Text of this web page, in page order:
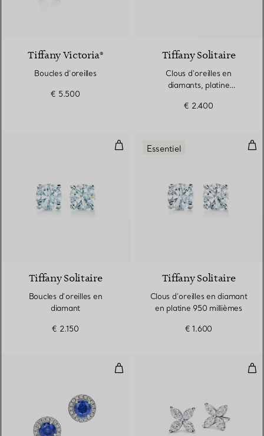
Tiffany Victoria®
Boucles d’oreilles
€ 5.500
Tiffany Solitaire
Clous d’oreilles en
diamants, platine
€ 2.400
Boucles d’oreilles en diamant
Tiffany Solitaire
Boucles d’oreilles en
diamant
€ 2.150
Essentiel
Tiffany Solitaire
Clous d’oreilles en diamant
en platine 950 millièmes
€ 1.600
Boucles d’oreilles en platine